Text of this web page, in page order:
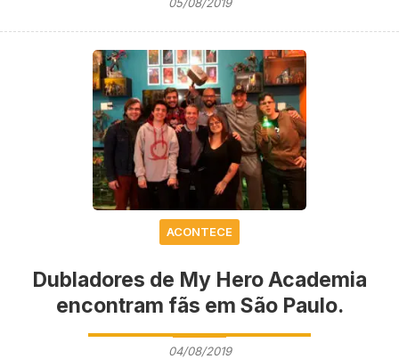
ACONTECE
Dubladores de My Hero Academia
encontram fãs em São Paulo.
04/08/2019